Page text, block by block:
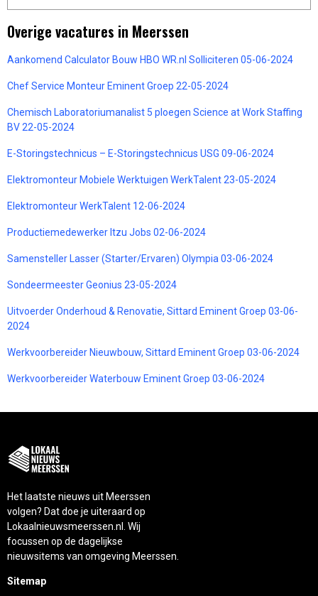
Overige vacatures in Meerssen
Aankomend Calculator Bouw HBO WR.nl Solliciteren 05-06-2024
Chef Service Monteur Eminent Groep 22-05-2024
Chemisch Laboratoriumanalist 5 ploegen Science at Work Staffing
BV 22-05-2024
E-Storingstechnicus – E-Storingstechnicus USG 09-06-2024
Elektromonteur Mobiele Werktuigen WerkTalent 23-05-2024
Elektromonteur WerkTalent 12-06-2024
Productiemedewerker Itzu Jobs 02-06-2024
Samensteller Lasser (Starter/Ervaren) Olympia 03-06-2024
Sondeermeester Geonius 23-05-2024
Uitvoerder Onderhoud & Renovatie, Sittard Eminent Groep 03-06-
2024
Werkvoorbereider Nieuwbouw, Sittard Eminent Groep 03-06-2024
Werkvoorbereider Waterbouw Eminent Groep 03-06-2024
Het laatste nieuws uit Meerssen
volgen? Dat doe je uiteraard op
Lokaalnieuwsmeerssen.nl. Wij
focussen op de dagelijkse
nieuwsitems van omgeving Meerssen.
Sitemap